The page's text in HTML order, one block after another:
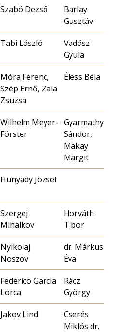
Szabó Dezső
Barlay
Gusztáv
Tabi László
Vadász
Gyula
Móra Ferenc,
Szép Ernő, Zala
Zsuzsa
Éless Béla
Wilhelm Meyer-
Förster
Gyarmathy
Sándor,
Makay
Margit
Hunyady József
Szergej
Mihalkov
Horváth
Nyikolaj
Noszov
dr. Márkus
Éva
Federico Garcia
Lorca
Rácz
György
Jakov Lind
Cserés
Miklós dr.